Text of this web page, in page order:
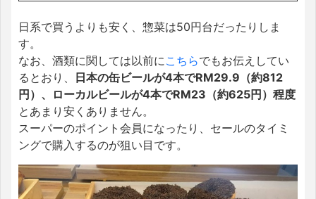
日系で買うよりも安く、惣菜は50円台だったりしま
す。
なお、酒類に関しては以前にこちらでもお伝えしてい
るとおり、
日本の缶ビールが4本でRM29.9（約812
円）、ローカルビールが4本でRM23（約625円）程度
とあまり安くありません。
スーパーのポイント会員になったり、セールのタイミ
ングで購入するのが狙い目です。